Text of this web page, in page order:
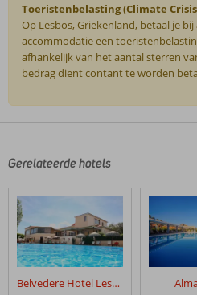
Toeristenbelasting (Climate
Op Lesbos, Griekenland, betaal je
accommodatie een
afhankelijk van het aantal sterren
bedrag dient contant te worden
door
klanten
geschreven
na
hun
verblijf
Theofilos
Gerelateerde hotels
Belvedere Hotel Lesbos